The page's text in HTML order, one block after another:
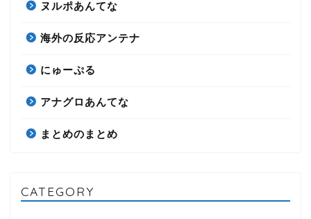
ヌルポあんてな
海外の反応アンテナ
にゅーぷる
アナグロあんてな
まとめのまとめ
CATEGORY